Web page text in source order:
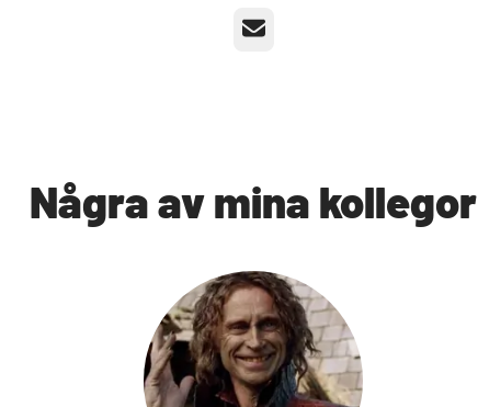
E-post
Några av mina kollegor